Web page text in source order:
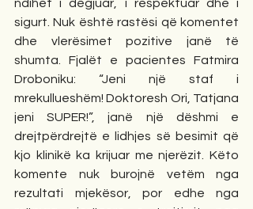
ndihet i dëgjuar, i respektuar dhe i
sigurt. Nuk është rastësi që komentet
dhe vlerësimet pozitive janë të
shumta. Fjalët e pacientes Fatmira
Droboniku: “Jeni një staf i
mrekullueshëm! Doktoresh Ori, Tatjana
jeni SUPER!”, janë një dëshmi e
drejtpërdrejtë e lidhjes së besimit që
kjo klinikë ka krijuar me njerëzit. Këto
komente nuk burojnë vetëm nga
rezultati mjekësor, por edhe nga